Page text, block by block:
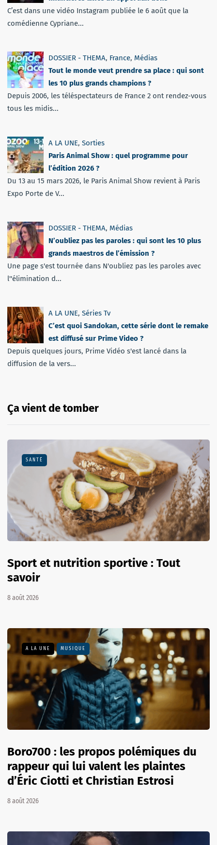
C’est dans une vidéo Instagram publiée le 6 août que la
comédienne Cypriane...
DOSSIER - THEMA, France, Médias
Tout le monde veut prendre sa place : qui sont
les 10 plus grands champions ?
Depuis 2006, les téléspectateurs de France 2 ont rendez-vous
tous les midis...
A LA UNE, Sorties
Paris Animal Show : quel programme pour
l’édition 2026 ?
Du 13 au 15 mars 2026, le Paris Animal Show revient à Paris
Expo Porte de V...
DOSSIER - THEMA, Médias
N’oubliez pas les paroles : qui sont les 10 plus
grands maestros de l’émission ?
Une page s'est tournée dans N'oubliez pas les paroles avec
l''élimination d...
A LA UNE, Séries Tv
C’est quoi Sandokan, cette série dont le remake
est diffusé sur Prime Video ?
Depuis quelques jours, Prime Vidéo s'est lancé dans la
diffusion de la vers...
Ça vient de tomber
SANTÉ
Sport et nutrition sportive : Tout
savoir
8 août 2026
A LA UNE MUSIQUE
Boro700 : les propos polémiques du
rappeur qui lui valent les plaintes
d’Éric Ciotti et Christian Estrosi
8 août 2026